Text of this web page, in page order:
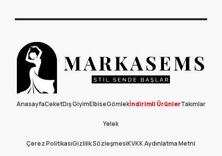
AnasayfaCeketDış GiyimElbiseGömlekİndirimli ÜrünlerTakımlar
Yelek
Çerez PolitikasıGizlilik SözleşmesiKVKK Aydınlatma Metni